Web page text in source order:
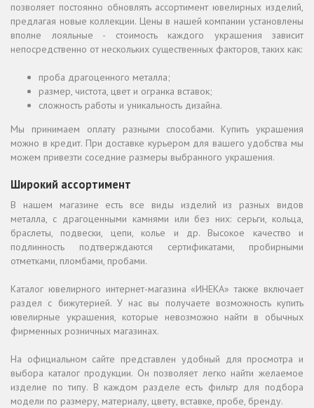
позволяет постоянно обновлять ассортимент ювелирных изделий,
предлагая новые коллекции. Цены в нашей компании установлены
вполне лояльные - стоимость каждого украшения зависит
непосредственно от нескольких существенных факторов, таких как:
проба драгоценного металла;
размер, чистота, цвет и огранка вставок;
сложность работы и уникальность дизайна.
Мы принимаем оплату разными способами. Купить украшения
можно в кредит. При доставке курьером для вашего удобства мы
можем привезти соседние размеры выбранного украшения.
Широкий ассортимент
В нашем магазине есть все виды изделий из разных видов
металла, с драгоценными камнями или без них: серьги, кольца,
браслеты, подвески, цепи, колье и др. Высокое качество и
подлинность подтверждаются сертификатами, пробирными
отметками, пломбами, пробами.
Каталог ювелирного интернет-магазина «ИНЕКА» также включает
раздел с бижутерией. У нас вы получаете возможность купить
ювелирные украшения, которые невозможно найти в обычных
фирменных розничных магазинах.
На официальном сайте представлен удобный для просмотра и
выбора каталог продукции. Он позволяет легко найти желаемое
изделие по типу. В каждом разделе есть фильтр для подбора
модели по размеру, материалу, цвету, вставке, пробе, бренду.